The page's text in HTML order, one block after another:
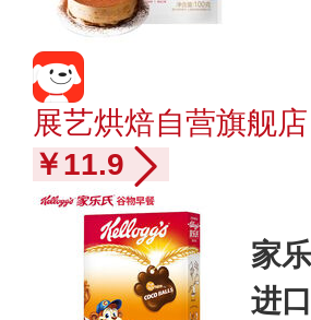
展艺烘焙自营旗舰店
￥11.9
家
进